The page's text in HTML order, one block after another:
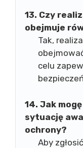
13. Czy
obejmuje
Tak,
celu
14. Jak
sytuację
ochrony?
Aby